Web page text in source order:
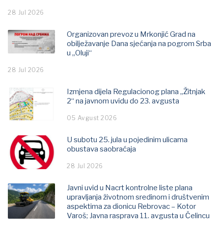
28 Jul 2026
Organizovan prevoz u Mrkonjić Grad na
obilježavanje Dana sjećanja na pogrom Srba
u „Oluji“
28 Jul 2026
Izmjena dijela Regulacionog plana „Žitnjak
2“ na javnom uvidu do 23. avgusta
05 Avgust 2026
U subotu 25. jula u pojedinim ulicama
obustava saobraćaja
28 Jul 2026
Javni uvid u Nacrt kontrolne liste plana
upravljanja životnom sredinom i društvenim
aspektima za dionicu Rebrovac – Kotor
Varoš; Јavna rasprava 11. avgusta u Čelincu